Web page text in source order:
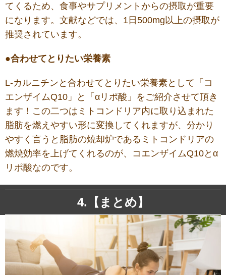
てくるため、食事やサプリメントからの摂取が重要
になります。文献などでは、1日500mg以上の摂取が
推奨されています。
●合わせてとりたい栄養素
L-カルニチンと合わせてとりたい栄養素として「コ
エンザイムQ10」と「αリポ酸」をご紹介させて頂き
ます！この二つはミトコンドリア内に取り込まれた
脂肪を燃えやすい形に変換してくれますが、分かり
やすく言うと脂肪の焼却炉であるミトコンドリアの
燃焼効率を上げてくれるのが、コエンザイムQ10とα
リポ酸なのです。
4.【まとめ】